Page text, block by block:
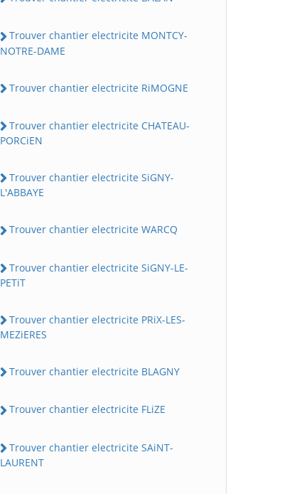
Trouver chantier electricite MONTCY-
NOTRE-DAME
Trouver chantier electricite RiMOGNE
Trouver chantier electricite CHATEAU-
PORCiEN
Trouver chantier electricite SiGNY-
L'ABBAYE
Trouver chantier electricite WARCQ
Trouver chantier electricite SiGNY-LE-
PETiT
Trouver chantier electricite PRiX-LES-
MEZiERES
Trouver chantier electricite BLAGNY
Trouver chantier electricite FLiZE
Trouver chantier electricite SAiNT-
LAURENT